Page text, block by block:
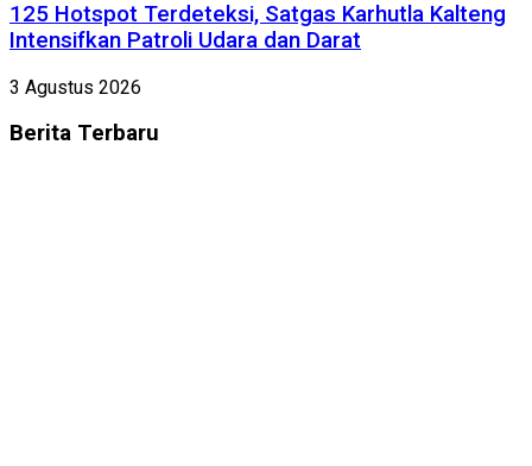
125 Hotspot Terdeteksi, Satgas Karhutla Kalteng
Intensifkan Patroli Udara dan Darat
3 Agustus 2026
Berita Terbaru